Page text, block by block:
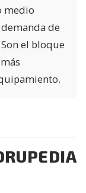
medio
de
el bloque